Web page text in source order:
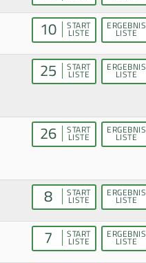
10 START
LISTE
ERGEBNIS
LISTE
25 START
LISTE
ERGEBNIS
LISTE
26 START
LISTE
ERGEBNIS
LISTE
8 START
LISTE
ERGEBNIS
LISTE
7 START
LISTE
ERGEBNIS
LISTE